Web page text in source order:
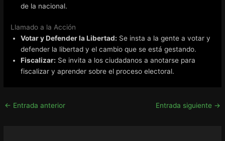
de la nacional.
Llamado a la Acción
Votar y Defender la Libertad: Se insta a la gente a votar y
defender la libertad y el cambio que se está gestando.
Fiscalizar: Se invita a los ciudadanos a anotarse para
fiscalizar y aprender sobre el proceso electoral.
← Entrada anterior Entrada siguiente →